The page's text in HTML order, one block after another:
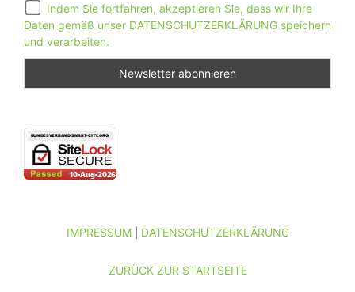
Indem Sie fortfahren, akzeptieren Sie, dass wir Ihre
Daten gemäß unser DATENSCHUTZERKLÄRUNG speichern
und verarbeiten.
IMPRESSUM| DATENSCHUTZERKLÄRUNG
ZURÜCK ZUR STARTSEITE